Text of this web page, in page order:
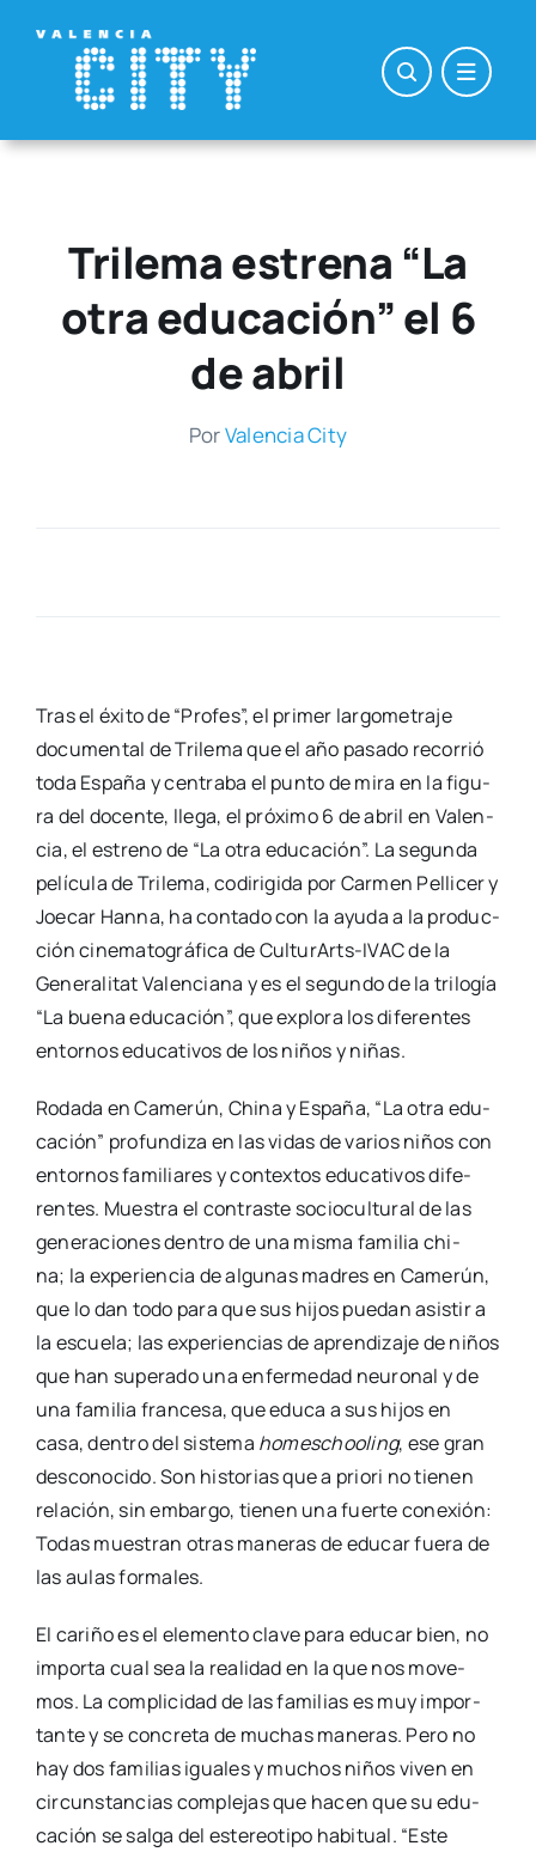
contenido
Trilema estrena “La
otra educación” el 6
de abril
PorValen­cia City
Tras el éxi­to de “Pro­fes”, el pri­mer lar­go­me­tra­je
docu­men­tal de Tri­le­ma que el año pasa­do reco­rrió
toda Espa­ña y cen­tra­ba el pun­to de mira en la figu­
ra del docen­te, lle­ga, el pró­xi­mo 6 de abril en Valen­
cia, el estreno de “La otra edu­ca­ción”. La segun­da
pelí­cu­la de Tri­le­ma, codi­ri­gi­da por Car­men Pelli­cer y
Joe­car Han­na, ha con­ta­do con la ayu­da a la pro­duc­
ción cine­ma­to­grá­fi­ca de Cul­­tu­­rArts-IVAC de la
Gene­ra­li­tat Valen­cia­na y es el segun­do de la tri­lo­gía
“La bue­na edu­ca­ción”, que explo­ra los dife­ren­tes
entor­nos edu­ca­ti­vos de los niños y niñas.
Roda­da en Came­rún, Chi­na y Espa­ña, “La otra edu­
ca­ción” pro­fun­di­za en las vidas de varios niños con
entor­nos fami­lia­res y con­tex­tos edu­ca­ti­vos dife­
ren­tes. Mues­tra el con­tras­te socio­cul­tu­ral de las
gene­ra­cio­nes den­tro de una mis­ma fami­lia chi­
na; la expe­rien­cia de algu­nas madres en Came­rún,
que lo dan todo para que sus hijos pue­dan asis­tir a
la escue­la; las expe­rien­cias de apren­di­za­je de niños
que han supe­ra­do una enfer­me­dad neu­ro­nal y de
una fami­lia fran­ce­sa, que edu­ca a sus hijos en
casa, den­tro del sis­te­ma homes­choo­ling, ese gran
des­co­no­ci­do. Son his­to­rias que a prio­ri no tie­nen
rela­ción, sin embar­go, tie­nen una fuer­te cone­xión:
Todas mues­tran otras mane­ras de edu­car fue­ra de
las aulas for­ma­les.
El cari­ño es el ele­men­to cla­ve para edu­car bien, no
impor­ta cual sea la reali­dad en la que nos move­
mos. La com­pli­ci­dad de las fami­lias es muy impor­
tan­te y se con­cre­ta de muchas mane­ras. Pero no
hay dos fami­lias igua­les y muchos niños viven en
cir­cuns­tan­cias com­ple­jas que hacen que su edu­
ca­ción se sal­ga del este­reo­ti­po habi­tual. “Este